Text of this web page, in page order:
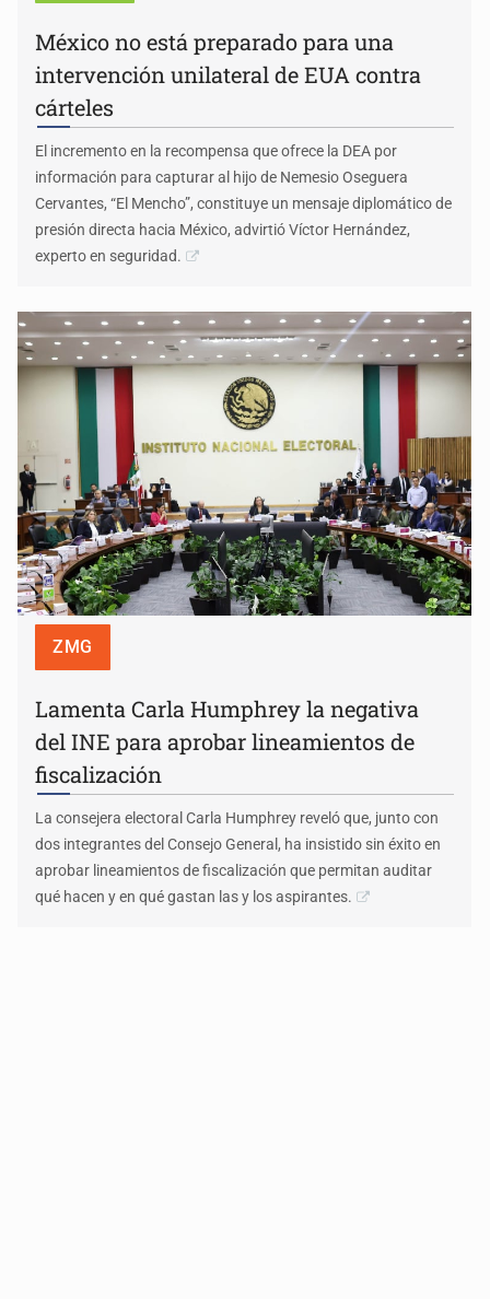
México no está preparado para una
intervención unilateral de EUA contra
cárteles
El incremento en la recompensa que ofrece la DEA por
información para capturar al hijo de Nemesio Oseguera
Cervantes, “El Mencho”, constituye un mensaje diplomático de
presión directa hacia México, advirtió Víctor Hernández,
experto en seguridad.
ZMG
Lamenta Carla Humphrey la negativa
del INE para aprobar lineamientos de
fiscalización
La consejera electoral Carla Humphrey reveló que, junto con
dos integrantes del Consejo General, ha insistido sin éxito en
aprobar lineamientos de fiscalización que permitan auditar
qué hacen y en qué gastan las y los aspirantes.